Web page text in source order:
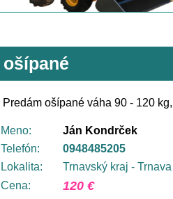
ošípané
Predám ošípané váha 90 - 120
Meno:
Ján Kondrček
Telefón:
0948485205
Lokalita:
Trnavský kraj - Trnava
Cena:
120 €